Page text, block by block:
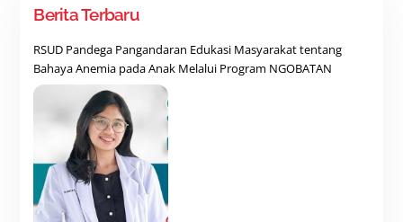
Berita Terbaru
RSUD Pandega Pangandaran Edukasi Masyarakat tentang
Bahaya Anemia pada Anak Melalui Program NGOBATAN